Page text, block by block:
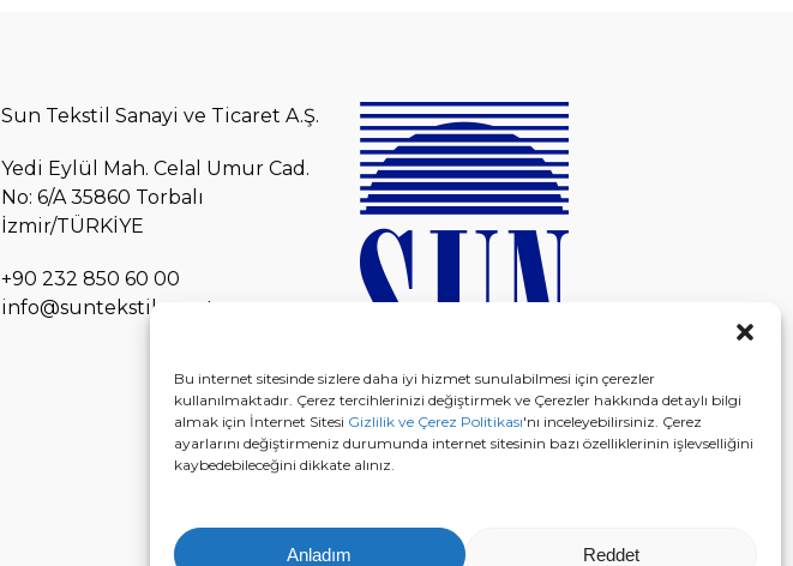
Bu internet sitesinde sizlere daha iyi hizmet sunulabilmesi için çerezler
kullanılmaktadır. Çerez tercihlerinizi değiştirmek ve Çerezler hakkında detaylı bilgi
almak için İnternet Sitesi Gizlilik ve Çerez Politikası'nı inceleyebilirsiniz. Çerez
ayarlarını değiştirmeniz durumunda internet sitesinin bazı özelliklerinin işlevselliğini
kaybedebileceğini dikkate alınız.
Anladım Reddet
Sun Tekstil Sanayi ve Ticaret A.Ş.
Yedi Eylül Mah. Celal Umur Cad.
No: 6/A 35860 Torbalı
İzmir/TÜRKİYE
+90 232 850 60 00
info@suntekstil.com.tr